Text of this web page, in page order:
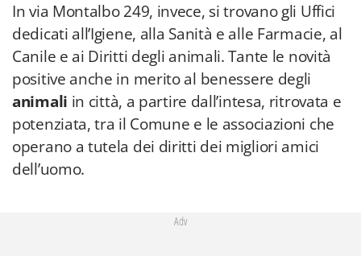
In via Montalbo 249, invece, si trovano gli Uffici
dedicati all’Igiene, alla Sanità e alle Farmacie, al
Canile e ai Diritti degli animali. Tante le novità
positive anche in merito al benessere degli
animali in città, a partire dall’intesa, ritrovata e
potenziata, tra il Comune e le associazioni che
operano a tutela dei diritti dei migliori amici
dell’uomo.
Adv